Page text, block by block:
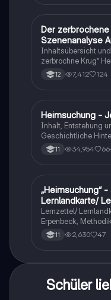
Deutsch
Der
Szenenanalyse
Q1/Q2/Abitur
Inhaltsübersicht
zerbrochne Krug”
12 7,412 124
Deutsch
Heimsuchung -
Inhalt, Entstehung
Geschichtliche
stil 11 34,954
Deutsch
„Heimsuchung“
Lernlandkarte/
Lernzettel/
Erpenbeck,
11 2,630 47
Schüler